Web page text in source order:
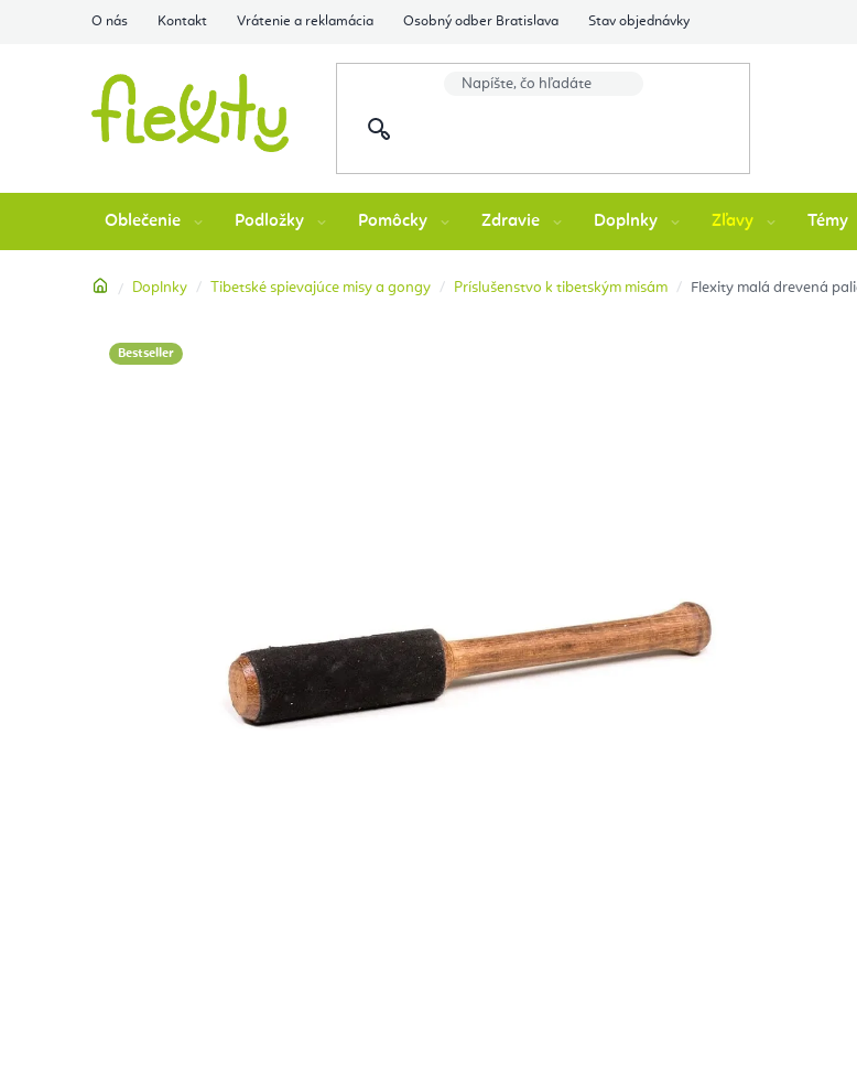
O nás Kontakt Vrátenie a reklamácia Osobný odber Bratislava Stav objednávky
Oblečenie Podložky Pomôcky Zdravie Doplnky Zľavy Témy
DomovDoplnky Tibetské spievajúce misy a gongy Príslušenstvo k tibetským misám Flexity malá drevená
Bestseller